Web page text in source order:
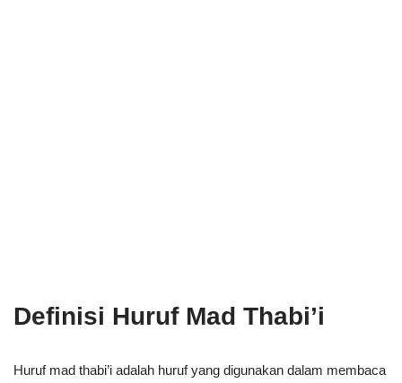
Definisi Huruf Mad Thabi’i
Huruf mad thabi’i adalah huruf yang digunakan dalam membaca